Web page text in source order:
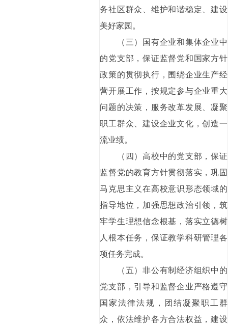
务社区群众、维护和谐稳定、建设
美好家园。
（三）国有企业和集体企业中
的党支部，保证监督党和国家方针
政策的贯彻执行，围绕企业生产经
营开展工作，按规定参与企业重大
问题的决策，服务改革发展、凝聚
职工群众、建设企业文化，创造一
流业绩。
（四）高校中的党支部，保证
监督党的教育方针贯彻落实，巩固
马克思主义在高校意识形态领域的
指导地位，加强思想政治引领，筑
牢学生理想信念根基，落实立德树
人根本任务，保证教学科研管理各
项任务完成。
（五）非公有制经济组织中的
党支部，引导和监督企业严格遵守
国家法律法规，团结凝聚职工群
众，依法维护各方合法权益，建设